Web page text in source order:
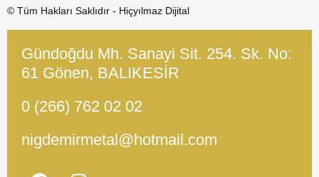
© Tüm Hakları Saklıdır - Hiçyılmaz Dijital
Gündoğdu Mh. Sanayi Sit. 254. Sk. No:
61 Gönen, BALIKESİR
0 (266) 762 02 02
nigdemirmetal@hotmail.com